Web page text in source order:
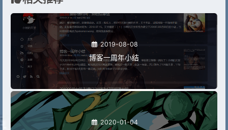
2019-08-08
博客一周年小结
2020-01-04